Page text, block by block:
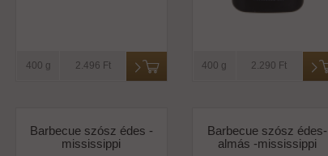
400 g 2.496 Ft 400 g 2.290 Ft
Barbecue szósz édes -
mississippi
Barbecue szósz édes-
almás -mississippi